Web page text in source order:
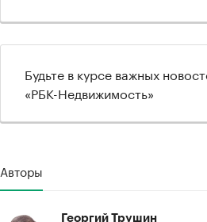
Будьте в курсе важных
«РБК-Недвижимость»
Авторы
Георгий Трушин